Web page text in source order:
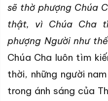
sẽ thờ phượng Chúa
thật, vì Chúa Cha
phượng Người như thế
Chúa Cha luôn tìm
thời, những người
trong ánh sáng của